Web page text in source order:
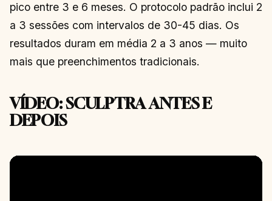
pico entre 3 e 6 meses. O protocolo padrão inclui 2
a 3 sessões com intervalos de 30-45 dias. Os
resultados duram em média 2 a 3 anos — muito
mais que preenchimentos tradicionais.
VÍDEO: SCULPTRA ANTES E
DEPOIS